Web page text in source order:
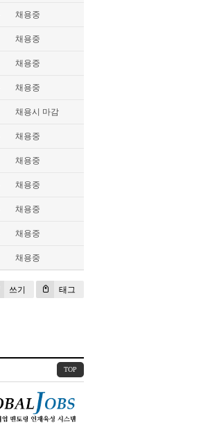
채용중
채용중
채용중
채용중
채용시 마감
채용중
채용중
채용중
채용중
채용중
채용중
쓰기 태그
TOP